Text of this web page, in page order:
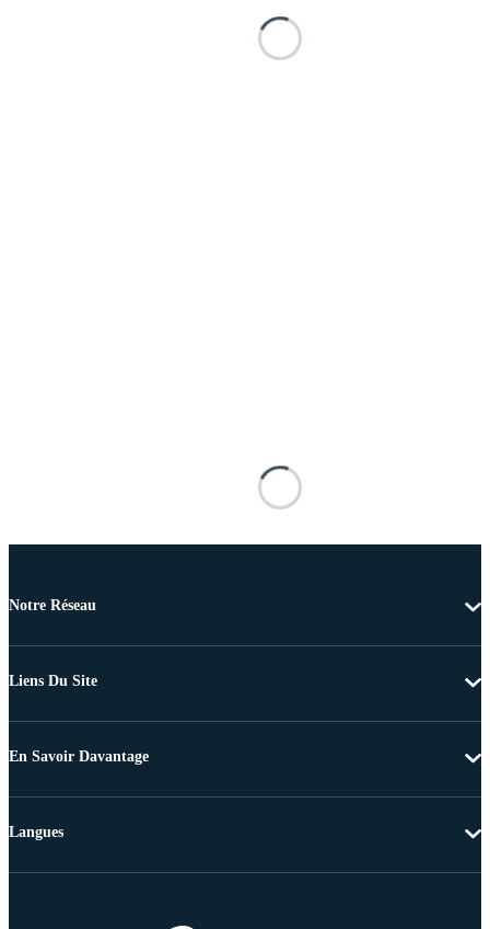
Notre Réseau
Liens Du Site
En Savoir Davantage
Langues